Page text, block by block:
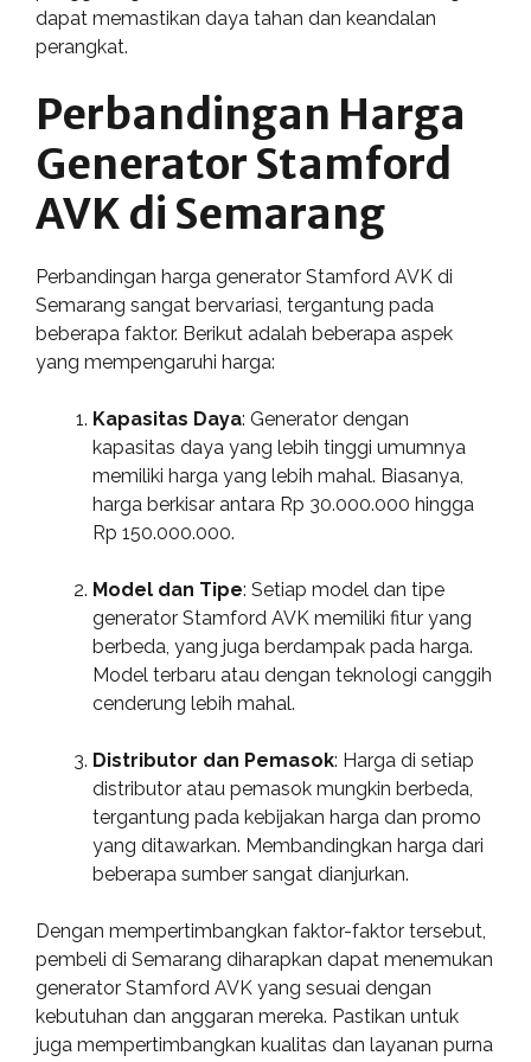
dapat memastikan daya tahan dan keandalan
perangkat.
Perbandingan Harga
Generator Stamford
AVK di Semarang
Perbandingan harga generator Stamford AVK di
Semarang sangat bervariasi, tergantung pada
beberapa faktor. Berikut adalah beberapa aspek
yang mempengaruhi harga:
Kapasitas Daya: Generator dengan
kapasitas daya yang lebih tinggi umumnya
memiliki harga yang lebih mahal. Biasanya,
harga berkisar antara Rp 30.000.000 hingga
Rp 150.000.000.
Model dan Tipe: Setiap model dan tipe
generator Stamford AVK memiliki fitur yang
berbeda, yang juga berdampak pada harga.
Model terbaru atau dengan teknologi canggih
cenderung lebih mahal.
Distributor dan Pemasok: Harga di setiap
distributor atau pemasok mungkin berbeda,
tergantung pada kebijakan harga dan promo
yang ditawarkan. Membandingkan harga dari
beberapa sumber sangat dianjurkan.
Dengan mempertimbangkan faktor-faktor tersebut,
pembeli di Semarang diharapkan dapat menemukan
generator Stamford AVK yang sesuai dengan
kebutuhan dan anggaran mereka. Pastikan untuk
juga mempertimbangkan kualitas dan layanan purna